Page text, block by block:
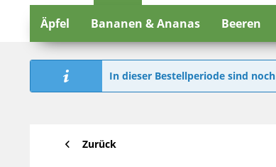
Äpfel Bananen & Ananas Beeren
In dieser Bestellperiode sind noch
Zurück